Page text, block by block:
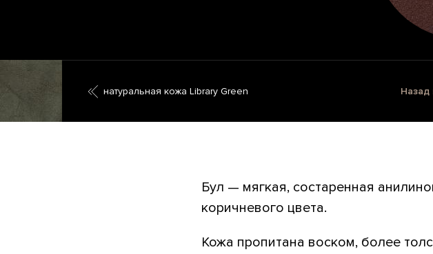
натуральная кожа Library Green Назад
Бул — мягкая, состаренная
коричневого цвета.
Кожа пропитана воском, более